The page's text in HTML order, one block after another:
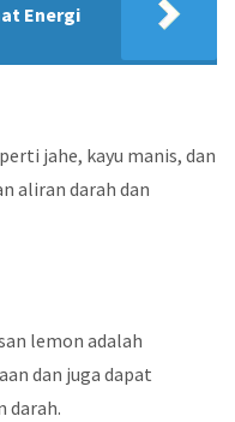
Energi
jahe, kayu manis, dan
aliran darah dan
lemon adalah
dan juga dapat
darah.